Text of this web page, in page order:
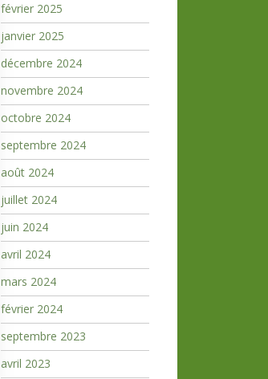
février 2025
janvier 2025
décembre 2024
novembre 2024
octobre 2024
septembre 2024
août 2024
juillet 2024
juin 2024
avril 2024
mars 2024
février 2024
septembre 2023
avril 2023